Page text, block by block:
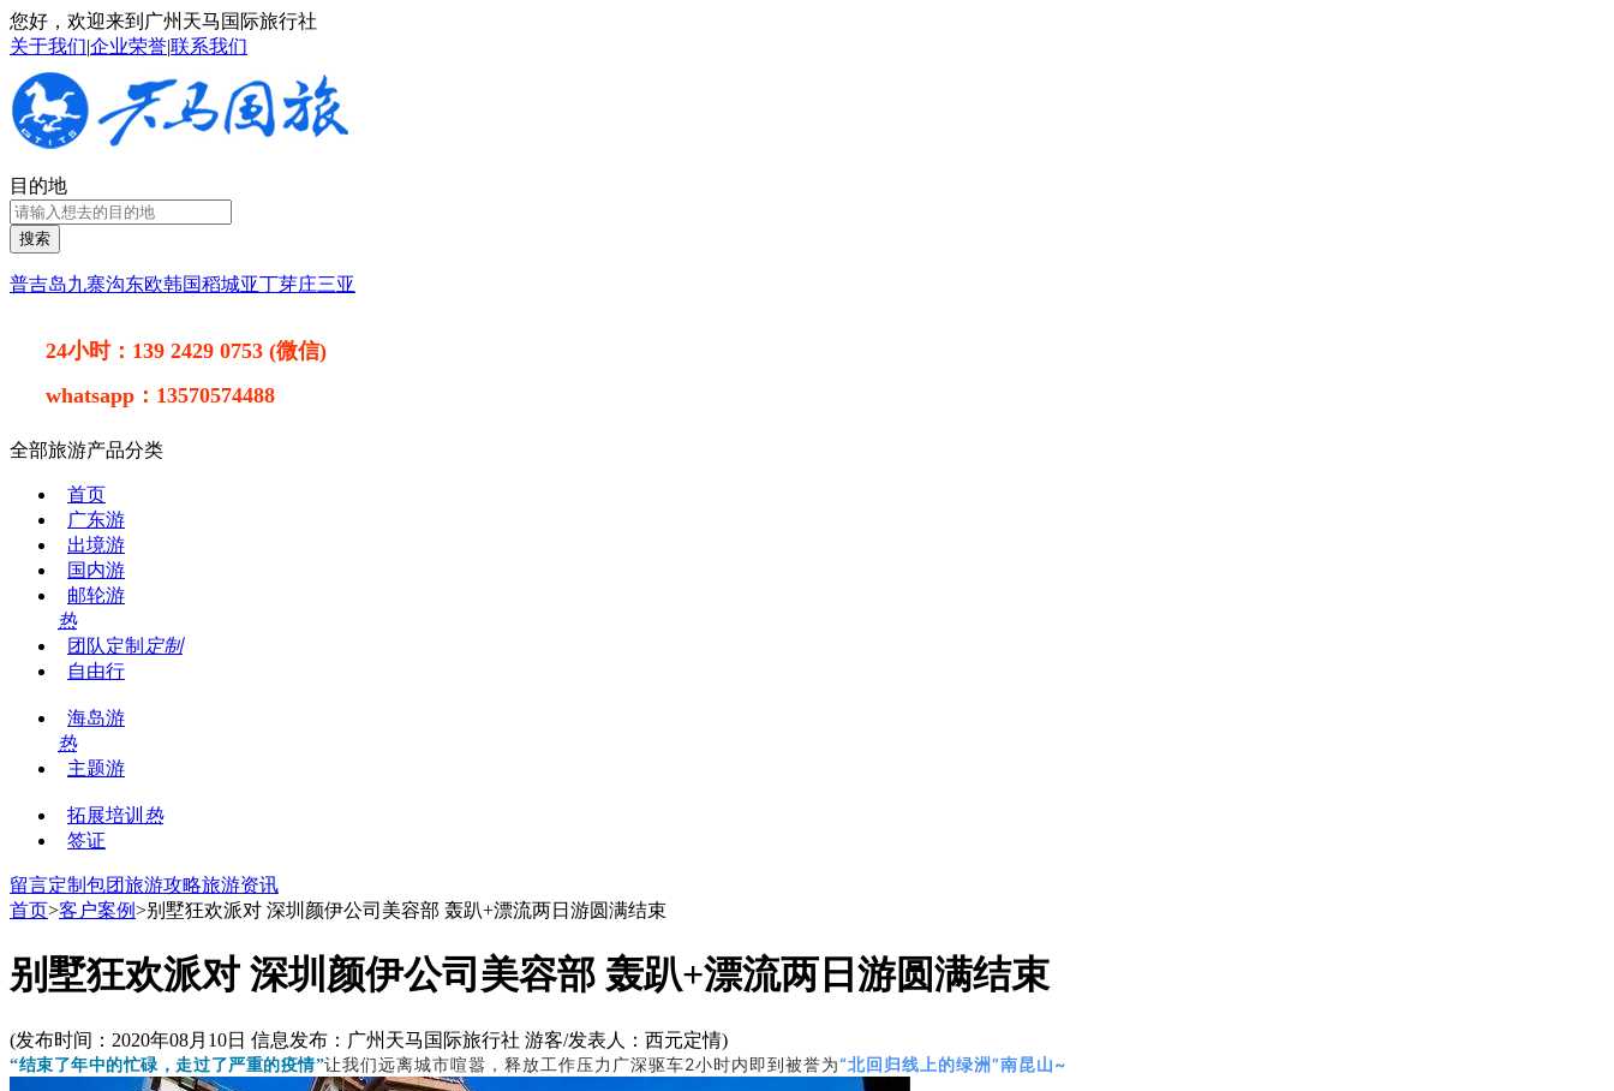
您好，欢迎来到广州天马国际旅行社
关于我们|企业荣誉|联系我们
目的地
搜索
普吉岛九寨沟东欧韩国稻城亚丁芽庄三亚
24小时： 139 2429 0753 (微信)
whatsapp： 13570574488
全部旅游产品分类
首页
广东游
出境游
国内游
邮轮游
热
团队定制 定制
自由行
海岛游
热
主题游
拓展培训 热
签证
留言定制包团旅游攻略旅游资讯
首页>客户案例>别墅狂欢派对 深圳颜伊公司美容部 轰趴+漂流两日游圆满结束
别墅狂欢派对 深圳颜伊公司美容部 轰趴+漂流两日游圆满结束
(发布时间：2020年08月10日 信息发布：广州天马国际旅行社 游客/发表人：西元定情)
“结束了年中的忙碌，走过了严重的疫情”让我们远离城市喧嚣，释放工作压力广深驱车2小时内即到被誉为“北回归线上的绿洲”南昆山~